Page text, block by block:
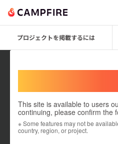
プロジェクトを掲載するには
This site is available to users
continuing, please confirm the
※ Some features may not be
country, region, or project.
misaki